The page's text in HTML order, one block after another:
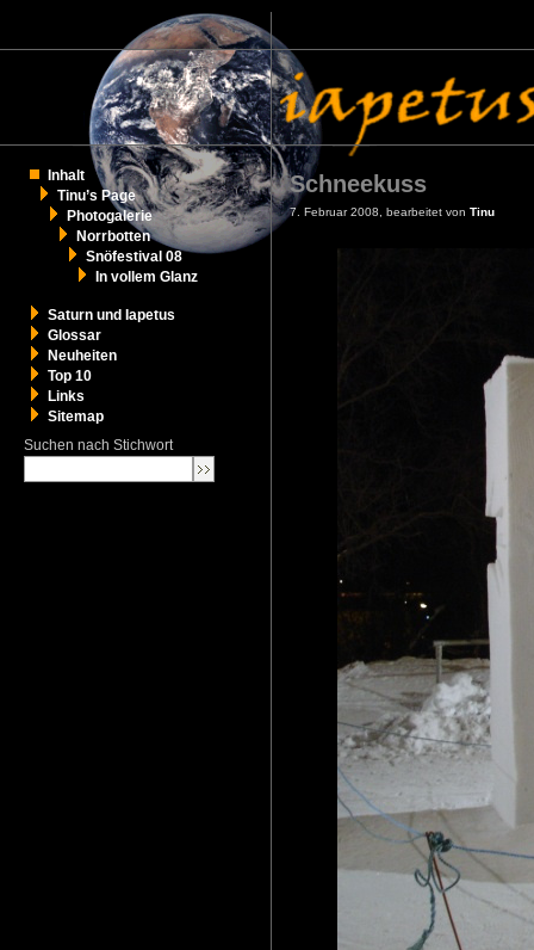
Inhalt
Tinu’s Page
Photogalerie
Norrbotten
Snöfestival 08
In vollem Glanz
Saturn und Iapetus
Glossar
Neuheiten
Top 10
Links
Sitemap
Suchen nach Stichwort
Schneekuss
7. Februar 2008, bearbeitet von Tinu